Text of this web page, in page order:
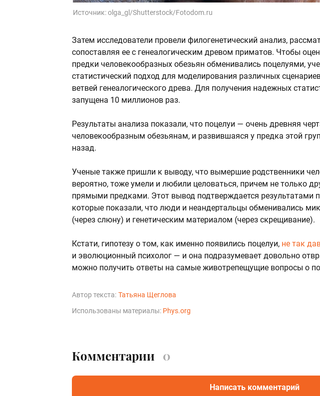
Источник:olga_gl/Shutterstock/Fotodom.ru
Затем исследователи провели филогенетический анализ,
сопоставляя ее с генеалогическим древом приматов. Чтобы
предки человекообразных обезьян обменивались поцелуями,
статистический подход для моделирования различных
ветвей генеалогического древа. Для получения надежных
запущена 10 миллионов раз.
Результаты анализа показали, что поцелуи — очень древняя
человекообразным обезьянам, и развившаяся у предка этой
назад.
Ученые также пришли к выводу, что вымершие родственники
вероятно, тоже умели и любили целоваться, причем не только
прямыми предками. Этот вывод подтверждается результатами
которые показали, что люди и неандертальцы обменивались
(через слюну) и генетическим материалом (через скрещивание).
Кстати, гипотезу о том, как именно появились поцелуи, не так
и эволюционный психолог — и она подразумевает довольно
можно получить ответы на самые животрепещущие вопросы о
Автор текста: Татьяна Щеглова
Использованы материалы: Phys.org
Комментарии 0
Написать комментарий